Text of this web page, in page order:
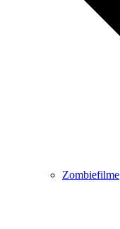
Zombiefilme